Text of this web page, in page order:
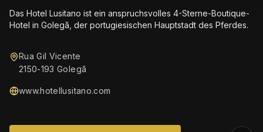
Das Hotel Lusitano ist ein anspruchsvolles 4-Sterne-Boutique-
Hotel in Golegã, der portugiesischen Hauptstadt des Pferdes.
Rua Gil Vicente
2150-193 Golegã
www.hotellusitano.com